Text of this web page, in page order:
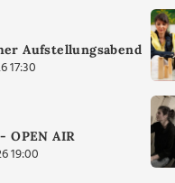
Aufstellungsabend
17:30
OPEN AIR
19:00